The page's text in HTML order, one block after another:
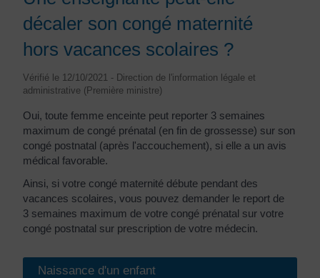
décaler son congé maternité
hors vacances scolaires ?
Vérifié le 12/10/2021 - Direction de l'information légale et
administrative (Première ministre)
Oui, toute femme enceinte peut reporter 3 semaines
maximum de congé prénatal (en fin de grossesse) sur son
congé postnatal (après l'accouchement), si elle a un avis
médical favorable.
Ainsi, si votre congé maternité débute pendant des
vacances scolaires, vous pouvez demander le report de
3 semaines maximum de votre congé prénatal sur votre
congé postnatal sur prescription de votre médecin.
Naissance d'un enfant